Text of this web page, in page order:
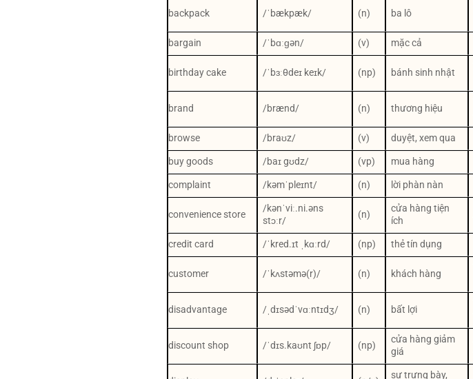
backpack /ˈbækpæk/ (n) ba lô
bargain
/ˈbɑːɡən/ (v) mặc cả
birthday cake /ˈbɜːθdeɪ keɪk/ (np) bánh sinh nhật
brand /brænd/ (n) thương hiệu
browse
/braʊz/ (v) duyệt, xem qua
buy goods
/baɪ gʊdz/ (vp) mua hàng
complaint
/kəmˈpleɪnt/ (n) lời phàn nàn
convenience store
/kənˈviː.ni.əns
stɔːr/
(n)
cửa hàng tiện
ích
credit card /ˈkred.ɪt ˌkɑːrd/ (np) thẻ tín dụng
customer /ˈkʌstəmə(r)/ (n) khách hàng
disadvantage /ˌdɪsədˈvɑːntɪdʒ/ (n) bất lợi
discount shop /ˈdɪs.kaʊnt ʃɒp/ (np)
cửa hàng giảm
giá
sự trưng bày,